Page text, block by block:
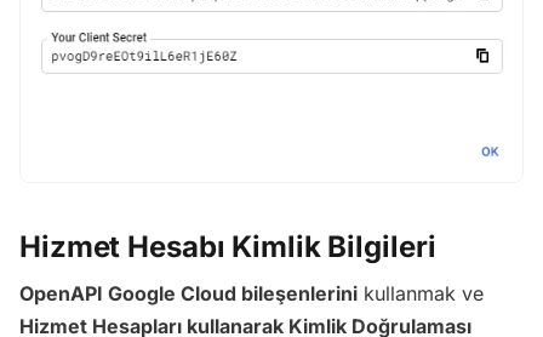
Hizmet Hesabı Kimlik Bilgileri
OpenAPI Google Cloud bileşenlerini kullanmak ve
Hizmet Hesapları kullanarak Kimlik Doğrulaması